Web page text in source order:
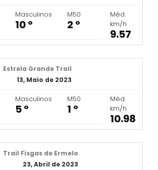
Masculinos
10 º
M50
2 º
Méd.
km/h
9.57
Estrela Grande Trail
13, Maio de 2023
Masculinos
5 º
M50
1 º
Méd.
km/h
10.98
Trail Fisgas de Ermelo
23, Abril de 2023